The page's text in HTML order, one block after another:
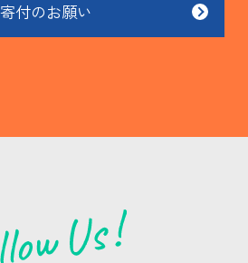
付のお願い